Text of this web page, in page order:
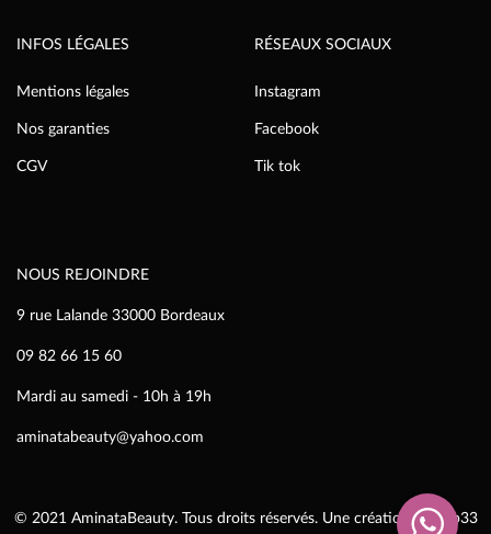
INFOS LÉGALES
Mentions légales
Nos garanties
CGV
RÉSEAUX SOCIAUX
Instagram
Facebook
Tik tok
NOUS REJOINDRE
9 rue Lalande 33000 Bordeaux
09 82 66 15 60
Mardi au samedi - 10h à 19h
aminatabeauty@yahoo.com
© 2021 AminataBeauty. Tous droits réservés. Une créationIziWeb33